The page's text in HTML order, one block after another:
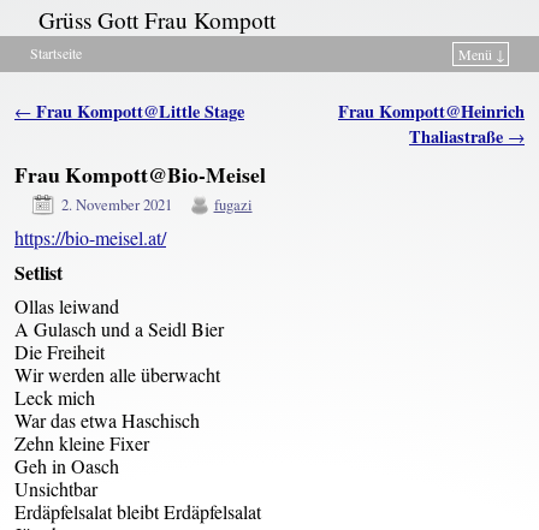
Grüss Gott Frau Kompott
Startseite
Menü ↓
Artikelnavigation
← Frau Kompott@Little Stage
Frau Kompott@Heinrich
Thaliastraße →
Frau Kompott@Bio-Meisel
2. November 2021 fugazi
https://bio-meisel.at/
Setlist
Ollas leiwand
A Gulasch und a Seidl Bier
Die Freiheit
Wir werden alle überwacht
Leck mich
War das etwa Haschisch
Zehn kleine Fixer
Geh in Oasch
Unsichtbar
Erdäpfelsalat bleibt Erdäpfelsalat